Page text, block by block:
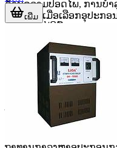
ດ້ານຄວາມປອດໄພ, ການບ
ຜິດພາດ. ເມື່ອເລືອກອຸປະກ
ສະໜອງໄດ້ດີຂຶ້ນ ແລະຫຼຸດ
ຂອບເຂດອຸປະກອ
ໝວດນີ້ຄອບຄຸມອຸປະກອນຫຼ
ພາກສະໜາມ. ຕົວຢ່າງເຊັ່ນ
ອຸປະກອນຕິດຕາມຂະບວນກ
ໂມງຈັບເວລາ, ລີເລ/
ໃຫ້ການຕິດຕັ້ງຄົບວົງຈອນ.
ເພີ່ມ